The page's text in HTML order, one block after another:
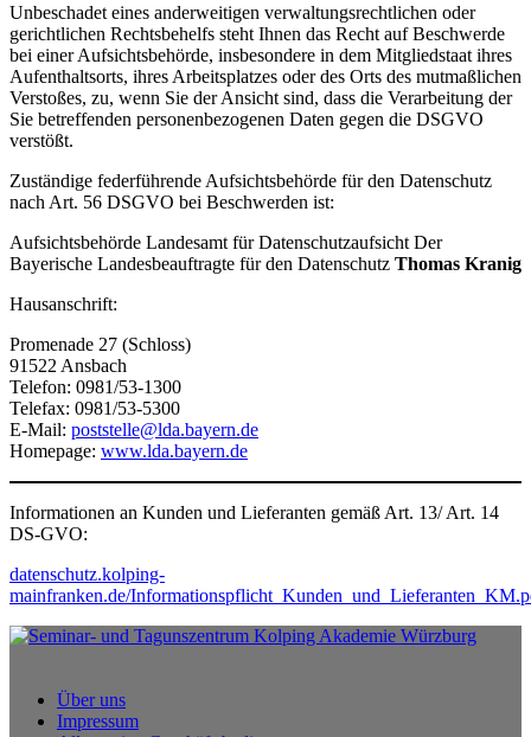
Unbeschadet eines anderweitigen verwaltungsrechtlichen oder
gerichtlichen Rechtsbehelfs steht Ihnen das Recht auf Beschwerde
bei einer Aufsichtsbehörde, insbesondere in dem Mitgliedstaat ihres
Aufenthaltsorts, ihres Arbeitsplatzes oder des Orts des mutmaßlichen
Verstoßes, zu, wenn Sie der Ansicht sind, dass die Verarbeitung der
Sie betreffenden personenbezogenen Daten gegen die DSGVO
verstößt.
Zuständige federführende Aufsichtsbehörde für den Datenschutz
nach Art. 56 DSGVO bei Beschwerden ist:
Aufsichtsbehörde Landesamt für Datenschutzaufsicht Der
Bayerische Landesbeauftragte für den Datenschutz Thomas Kranig
Hausanschrift:
Promenade 27 (Schloss)
91522 Ansbach
Telefon: 0981/53-1300
Telefax: 0981/53-5300
E-Mail: poststelle@lda.bayern.de
Homepage: www.lda.bayern.de
Informationen an Kunden und Lieferanten gemäß Art. 13/ Art. 14
DS-GVO:
datenschutz.kolping-
mainfranken.de/
Über uns
Impressum